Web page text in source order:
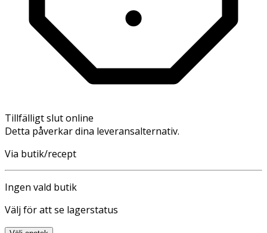
Tillfälligt slut online
Detta påverkar dina leveransalternativ.
Via butik/recept
Ingen vald butik
Välj för att se lagerstatus